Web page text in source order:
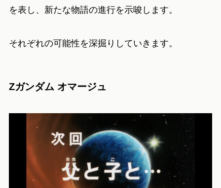
を表し、新たな物語の進行を示唆します。
それぞれの可能性を深掘りしていきます。
Zガンダム オマージュ